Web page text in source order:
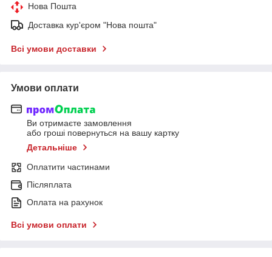
Нова Пошта
Доставка кур'єром "Нова пошта"
Всі умови доставки
Умови оплати
Ви отримаєте замовлення
або гроші повернуться на вашу картку
Детальніше
Оплатити частинами
Післяплата
Оплата на рахунок
Всі умови оплати